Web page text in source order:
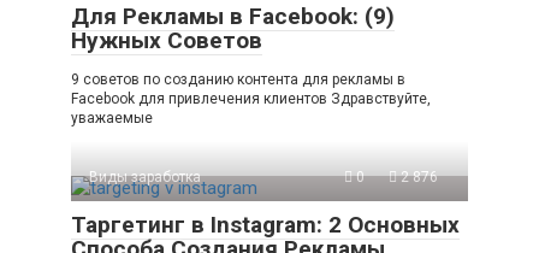
Для Рекламы в Facebook: (9)
Нужных Советов
9 советов по созданию контента для рекламы в
Facebook для привлечения клиентов Здравствуйте,
уважаемые
Виды заработка 0 2 876
Таргетинг в Instagram: 2 Основных